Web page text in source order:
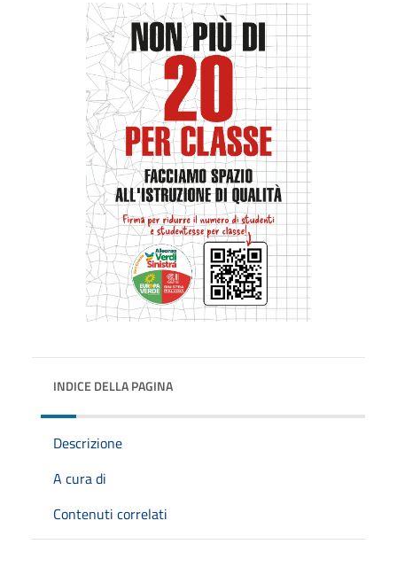
INDICE DELLA PAGINA
Descrizione
A cura di
Contenuti correlati